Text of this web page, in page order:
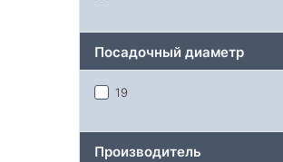
Посадочный диаметр
19
Производитель